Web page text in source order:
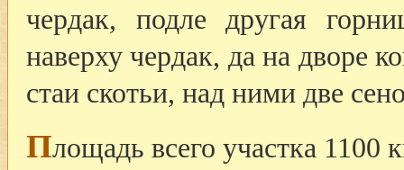
чердак, подле другая
наверху чердак, да на дворе
стаи скотьи, над ними две
Площадь всего участка 1100